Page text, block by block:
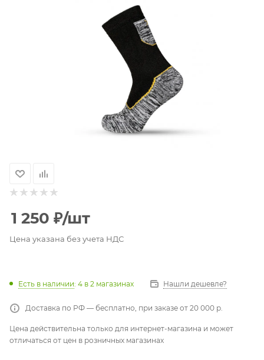
1 250 ₽/шт
Цена указана без учета НДС
Есть в наличии: 4 в 2 магазинах Нашли дешевле?
Доставка по РФ — бесплатно, при заказе от 20 000 р.
Цена действительна только для интернет-магазина и может
отличаться от цен в розничных магазинах